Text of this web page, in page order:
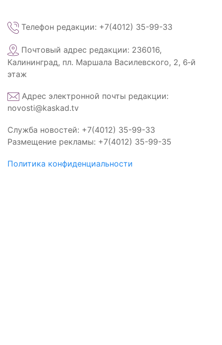
Телефон редакции: +7(4012) 35-99-33
Почтовый адрес редакции: 236016,
Калининград, пл. Маршала Василевского, 2, 6‑й
этаж
Адрес электронной почты редакции:
novosti@kaskad.tv
Служба новостей: +7(4012) 35-99-33
Размещение рекламы: +7(4012) 35-99-35
Политика конфиденциальности